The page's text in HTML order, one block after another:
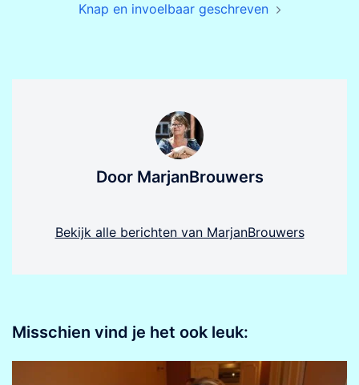
Knap en invoelbaar geschreven
Door MarjanBrouwers
Bekijk alle berichten van MarjanBrouwers
Misschien vind je het ook leuk: